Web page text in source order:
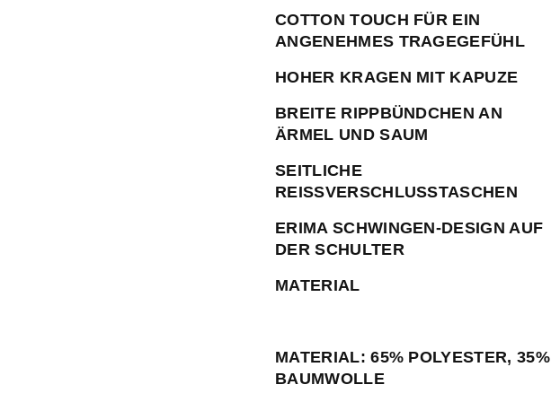
COTTON TOUCH FÜR EIN
ANGENEHMES TRAGEGEFÜHL
HOHER KRAGEN MIT KAPUZE
BREITE RIPPBÜNDCHEN AN
ÄRMEL UND SAUM
SEITLICHE
REISSVERSCHLUSSTASCHEN
ERIMA SCHWINGEN-DESIGN AUF
DER SCHULTER
MATERIAL
MATERIAL: 65% POLYESTER, 35%
BAUMWOLLE